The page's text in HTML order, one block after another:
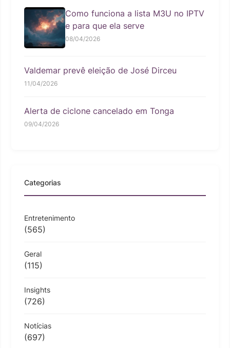
Como funciona a lista M3U no IPTV
e para que ela serve
08/04/2026
Valdemar prevê eleição de José Dirceu
11/04/2026
Alerta de ciclone cancelado em Tonga
09/04/2026
Categorias
Entretenimento
(565)
Geral
(115)
Insights
(726)
Notícias
(697)